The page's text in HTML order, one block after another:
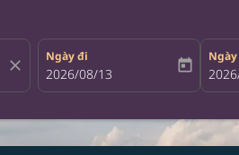
close
Ngày đi
fc-booking-departure-date-aria-
2026/08/13 today fc-